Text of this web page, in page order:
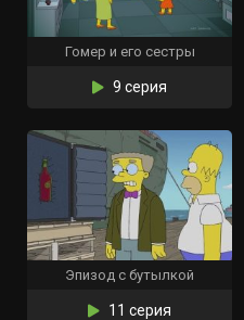
Гомер и его сестры
9 серия
Эпизод с бутылкой
11 серия